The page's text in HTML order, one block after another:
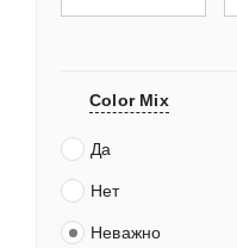
Color Mix
Да
Нет
Неважно